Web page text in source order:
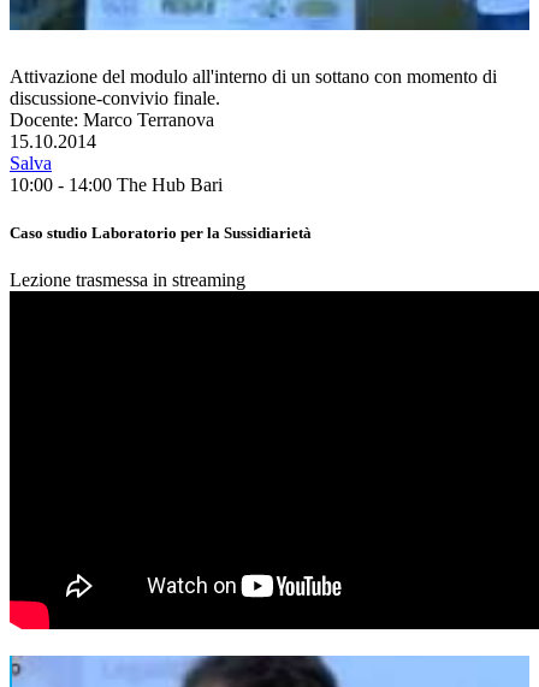
Attivazione del modulo all'interno di un sottano con momento di
discussione-convivio finale.
Docente: Marco Terranova
15.10.2014
Salva
10:00 - 14:00 The Hub Bari
Caso studio Laboratorio per la Sussidiarietà
Lezione trasmessa in streaming